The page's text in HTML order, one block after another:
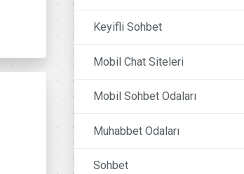
Keyifli Sohbet
Mobil Chat Siteleri
Mobil Sohbet Odaları
Muhabbet Odaları
Sohbet